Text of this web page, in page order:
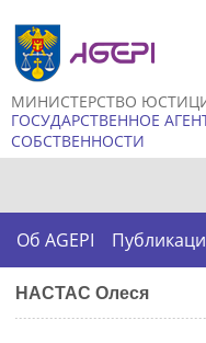
МИНИСТЕРСТВО
ГОСУДАРСТВЕННОЕ
СОБСТВЕННОСТИ
Об AGEPI
НАСТАС Олеся